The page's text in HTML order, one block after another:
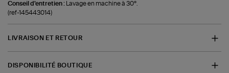
Conseil d'entretien : Lavage en machine à 30°.
(ref-145443014)
LIVRAISON ET RETOUR
DISPONIBILITÉ BOUTIQUE